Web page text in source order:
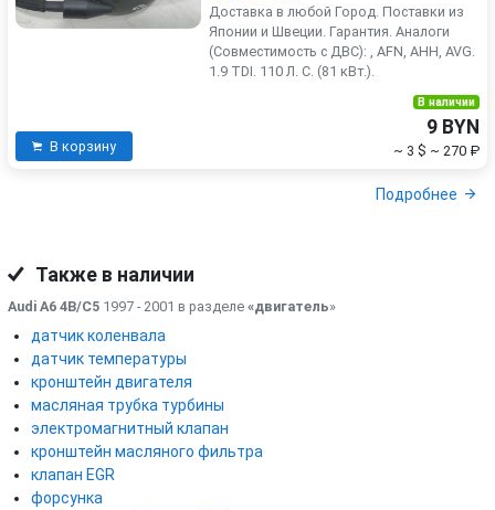
Доставка в любой Город. Поставки из
Японии и Швеции. Гарантия. Аналоги
(Совместимость с ДВС): , AFN, AHH, AVG.
1.9 TDI. 110 Л. С. (81 кВт.).
В корзину
В наличии
9 BYN
~ 3 $ ~ 270 ₽
Подробнее
Также в наличии
Audi A6 4B/C5 1997 - 2001 в разделе «двигатель»
датчик коленвала
датчик температуры
кронштейн двигателя
масляная трубка турбины
электромагнитный клапан
кронштейн масляного фильтра
клапан EGR
форсунка